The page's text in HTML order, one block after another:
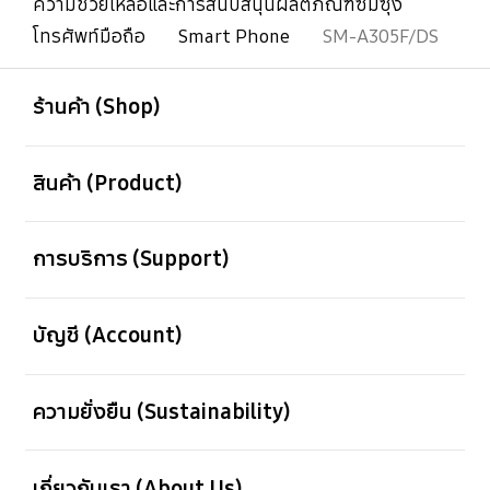
โทรศัพท์มือถือ
Smart Phone SM-A305F/DS
ร้านค้า (Shop)
สินค้า (Product)
การบริการ (Support)
บัญชี (Account)
ความยั่งยืน (Sustainability)